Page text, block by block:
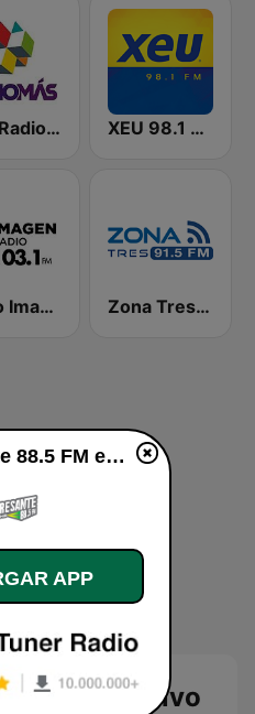
RTV Radio Más XEU 98.1 FM
Radio Imagen 103.1 FM Zona Tres 91.5 FM
FM en vivo
La Interesante 88.5 FM en vivo
APP